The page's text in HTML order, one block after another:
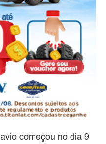
começou no dia 9